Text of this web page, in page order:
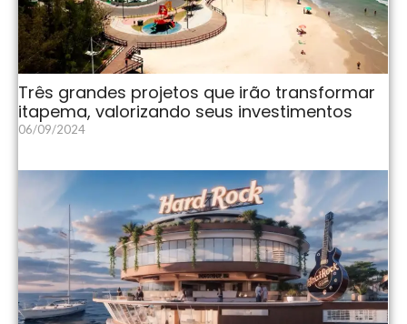
Três grandes projetos que irão transformar
itapema, valorizando seus investimentos
06/09/2024